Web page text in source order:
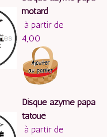
motard
à partir de
4,00
Disque azyme papa
tatoué
à partir de